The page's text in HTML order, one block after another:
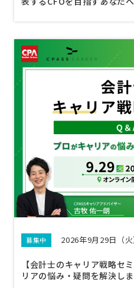
募集中 2026年9月29日（
【会計士のキャリア戦略セ
リアの悩み・疑問を解決しま